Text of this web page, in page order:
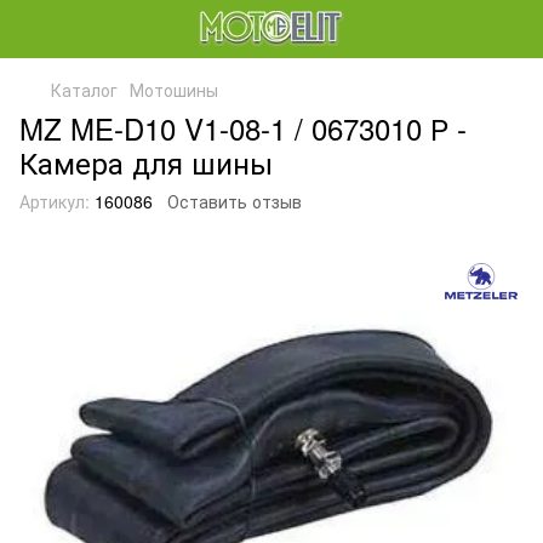
Каталог Мотошины
MZ ME-D10 V1-08-1 / 0673010 Р -
Камера для шины
Артикул: 160086 Оставить отзыв